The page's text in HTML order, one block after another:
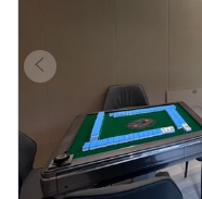
✅大眾池需著泳裝、泳帽
✅ 免費票卷或無支付房款
🔹【新月塢-新竹縣尖石鄉
取消政策